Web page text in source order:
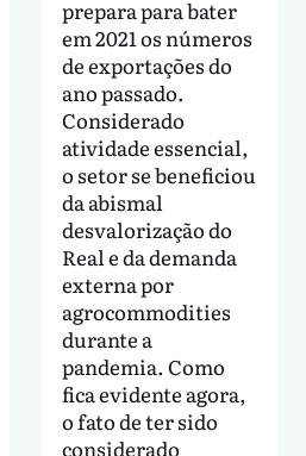
prepara para bater
em 2021 os números
de exportações do
ano passado.
Considerado
atividade essencial,
o setor se beneficiou
da abismal
desvalorização do
Real e da demanda
externa por
agrocommodities
durante a
pandemia. Como
fica evidente agora,
o fato de ter sido
considerado